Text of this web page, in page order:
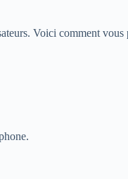
Voici comment vous